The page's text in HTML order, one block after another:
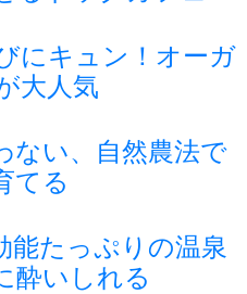
にキュン！オーガ
大人気
ない、自然農法で
てる
能たっぷりの温泉
酔いしれる